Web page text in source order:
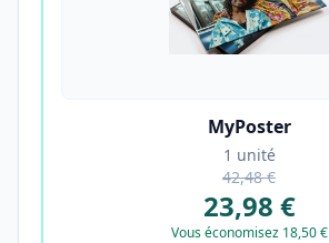
MyPoster
1 unité
42,48 €
23,98 €
Vous économisez 18,50 €